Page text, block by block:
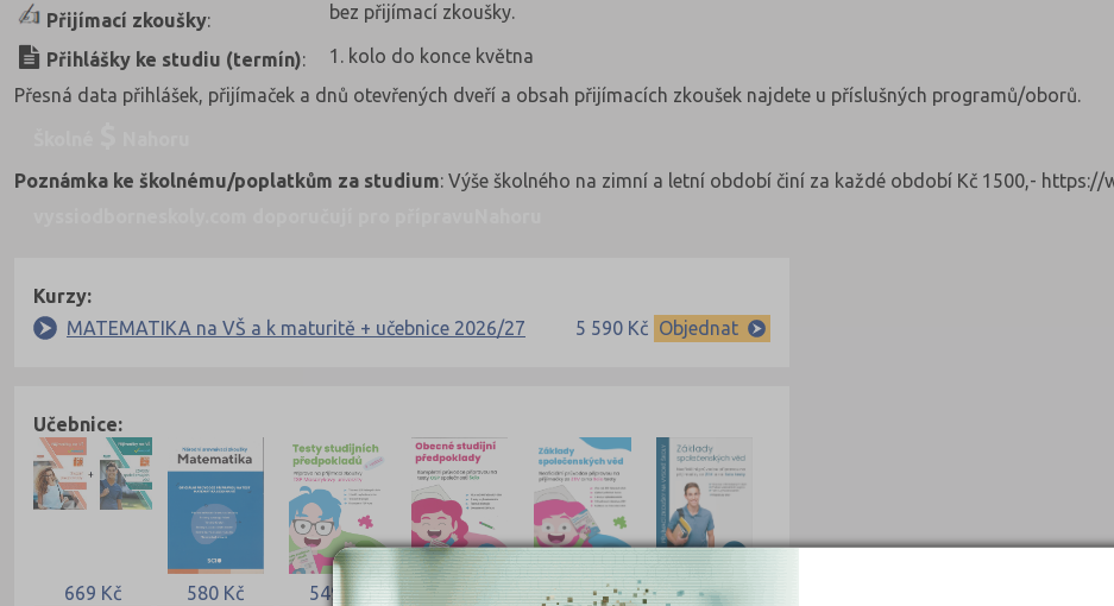
Přijímací zkoušky: bez přijímací zkoušky.
Přihlášky ke studiu (termín):
1. kolo do konce května
Přesná data přihlášek, přijímaček a dnů otevřených dveří a obsah přijímacích zkoušek najdete u příslušných programů/oborů.
Poznámka ke školnému/poplatkům za studium: Výše školného na zimní a letní období činí za každé období Kč 1500,-
Kurzy:
MATEMATIKA na VŠ a k maturitě + učebnice 2026/27
5 590 Kč Objednat
Učebnice:
669 Kč
580 Kč
549 Kč
549 Kč
489 Kč
489 Kč